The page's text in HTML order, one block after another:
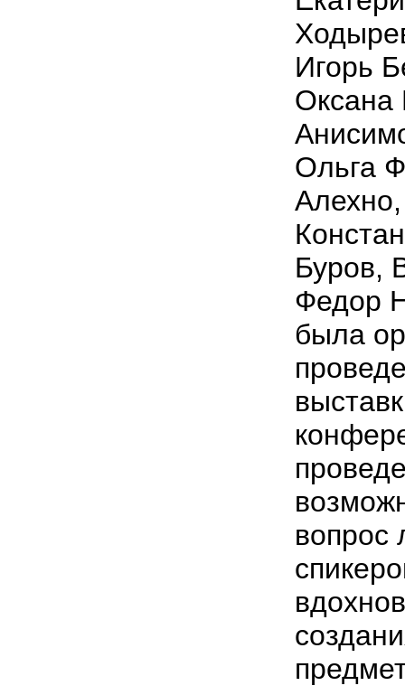
Игорь
Оксана
Ольга
Буров,
Федор
была
вопрос